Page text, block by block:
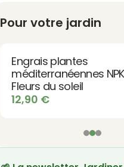
Pour votre jardin
Engrais plantes
méditerranéennes
Fleurs du soleil
12,90 €